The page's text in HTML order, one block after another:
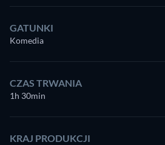
GATUNKI
Komedia
CZAS TRWANIA
1h 30min
KRAJ PRODUKCJI